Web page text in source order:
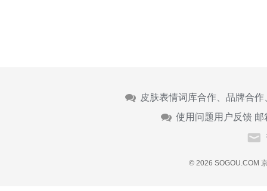
皮肤表情词库合作、品牌合
使用问题用户反馈 邮
© 2026 SOGOU.COM